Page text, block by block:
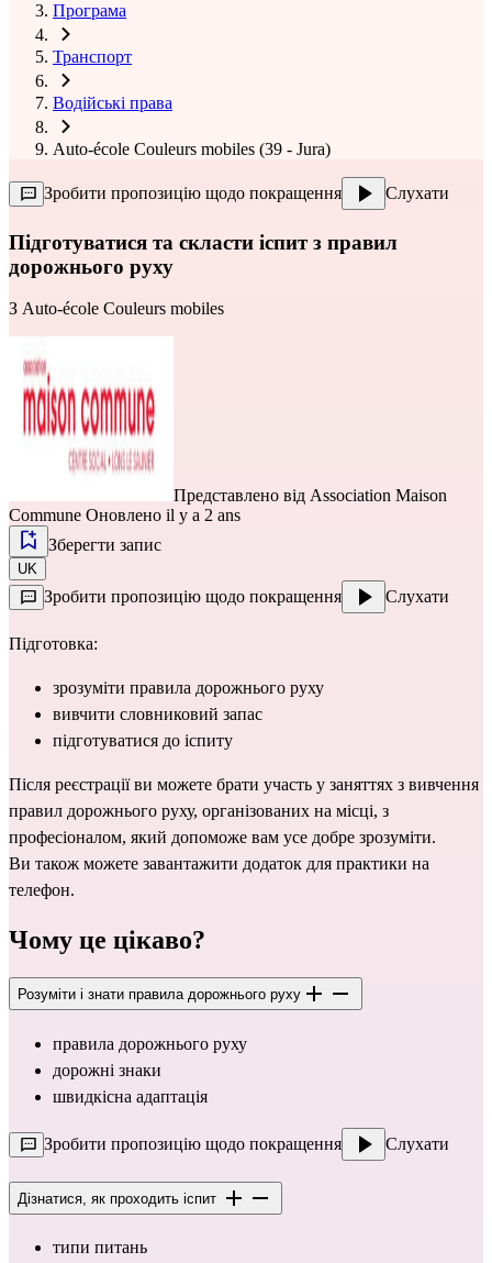
Програма
Транспорт
Водійські права
Auto-école Couleurs mobiles (39 - Jura)
Зробити пропозицію щодо покращення Слухати
Підготуватися та скласти іспит з правил
дорожнього руху
З Auto-école Couleurs mobiles
Представлено від Association Maison
Commune Оновлено il y a 2 ans
Зберегти запис
UK
Зробити пропозицію щодо покращення Слухати
Підготовка:
зрозуміти правила дорожнього руху
вивчити словниковий запас
підготуватися до іспиту
Після реєстрації ви можете брати участь у заняттях з вивчення
правил дорожнього руху, організованих на місці, з
професіоналом, який допоможе вам усе добре зрозуміти.
Ви також можете завантажити додаток для практики на
телефон.
Чому це цікаво?
Розуміти і знати правила дорожнього руху
правила дорожнього руху
дорожні знаки
швидкісна адаптація
Зробити пропозицію щодо покращення Слухати
Дізнатися, як проходить іспит
типи питань